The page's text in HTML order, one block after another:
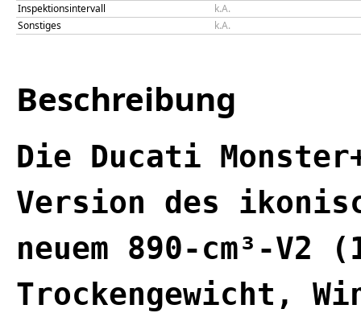
Inspektionsintervall
k.A.
Sonstiges
k.A.
Beschreibung
Die Ducati
Version des
neuem
Trockengewicht,